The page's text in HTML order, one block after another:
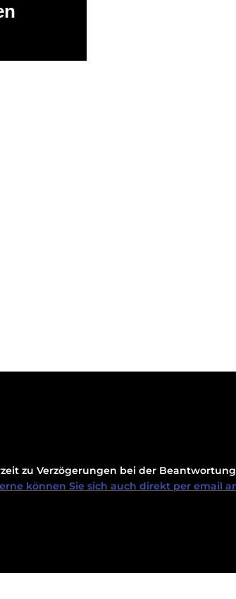
zu Verzögerungen bei der
können Sie sich auch direkt per email